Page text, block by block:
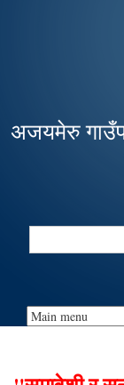
अजयमेरु
Search